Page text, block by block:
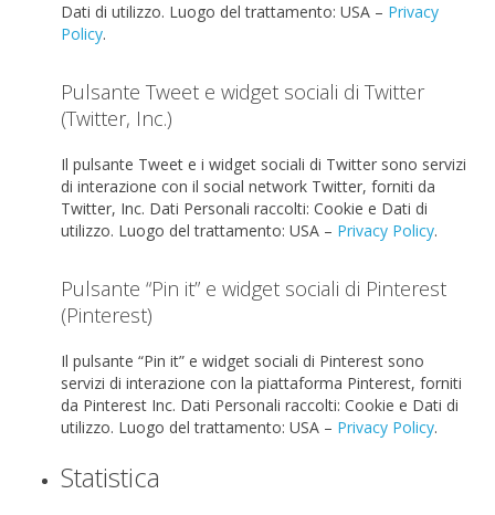
Dati di utilizzo. Luogo del trattamento: USA – Privacy
Policy.
Pulsante Tweet e widget sociali di Twitter
(Twitter, Inc.)
Il pulsante Tweet e i widget sociali di Twitter sono servizi
di interazione con il social network Twitter, forniti da
Twitter, Inc. Dati Personali raccolti: Cookie e Dati di
utilizzo. Luogo del trattamento: USA – Privacy Policy.
Pulsante “Pin it” e widget sociali di Pinterest
(Pinterest)
Il pulsante “Pin it” e widget sociali di Pinterest sono
servizi di interazione con la piattaforma Pinterest, forniti
da Pinterest Inc. Dati Personali raccolti: Cookie e Dati di
utilizzo. Luogo del trattamento: USA – Privacy Policy.
Statistica